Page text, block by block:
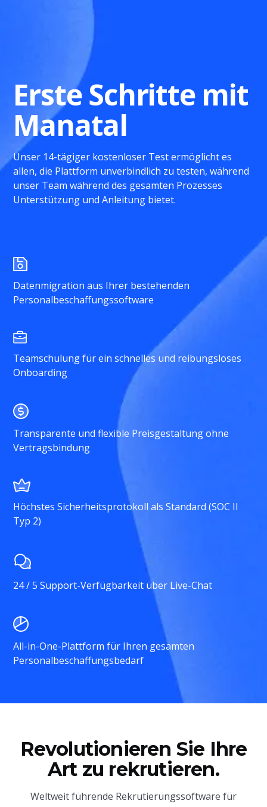
Erste Schritte mit
Manatal
Unser 14-tägiger kostenloser Test ermöglicht es
allen, die Plattform unverbindlich zu testen, während
unser Team während des gesamten Prozesses
Unterstützung und Anleitung bietet.
Datenmigration aus Ihrer bestehenden
Personalbeschaffungssoftware
Teamschulung für ein schnelles und reibungsloses
Onboarding
Transparente und flexible Preisgestaltung ohne
Vertragsbindung
Höchstes Sicherheitsprotokoll als Standard (SOC II
Typ 2)
24 / 5 Support-Verfügbarkeit über Live-Chat
All-in-One-Plattform für Ihren gesamten
Personalbeschaffungsbedarf
Revolutionieren Sie Ihre
Art zu rekrutieren.
Weltweit führende Rekrutierungssoftware für